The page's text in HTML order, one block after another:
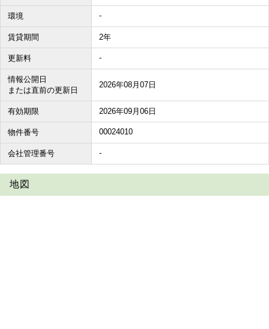
環境 -
賃貸期間 2年
更新料 -
情報公開日
または直前の更新日
2026年08月07日
有効期限 2026年09月06日
物件番号 00024010
会社管理番号 -
地図